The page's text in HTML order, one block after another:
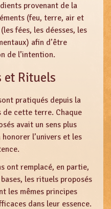
provenant de la
(feu, terre, air et
fées, les déesses, les
afin d’être
de l’intention.
et Rituels
pratiqués depuis la
de cette terre. Chaque
avait un sens plus
l’univers et les
ont remplacé, en partie,
les rituels proposés
les mêmes principes
dans leur essence.